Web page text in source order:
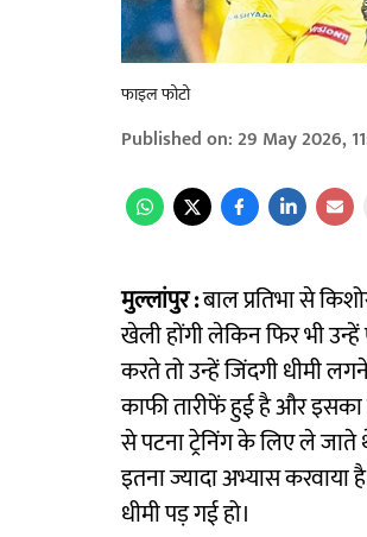
फाइल फोटो
Published on:29 May 2026,
मुल्लांपुर :बाल प्रतिभा से
खेली होंगी लेकिन फिर भी
करते तो उन्हें जिंदगी धीमी
काफी तारीफें हुई है और इसका
से पटना ट्रेनिंग के लिए ले
इतना ज्यादा अभ्यास
धीमी पड़ गई हो।